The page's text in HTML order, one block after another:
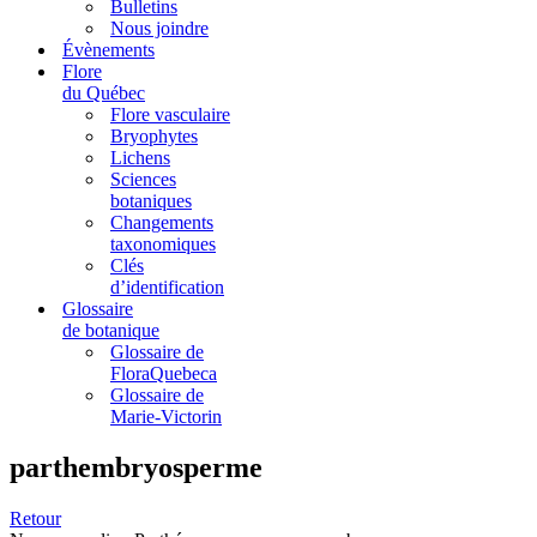
Bulletins
Nous joindre
Évènements
Flore
du Québec
Flore vasculaire
Bryophytes
Lichens
Sciences
botaniques
Changements
taxonomiques
Clés
d’identification
Glossaire
de botanique
Glossaire de
FloraQuebeca
Glossaire de
Marie-Victorin
parthembryosperme
Retour